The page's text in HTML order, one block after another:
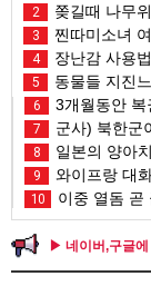
2 쫒길때 나무
3 찐따미소녀
4 장난감 사용법
5 동물들 지진
6 3개월동안 복
7 군사) 북한군
8 일본의 양아
9 와이프랑 대
10 이중 열돔 곧
▶ 네이버,구글